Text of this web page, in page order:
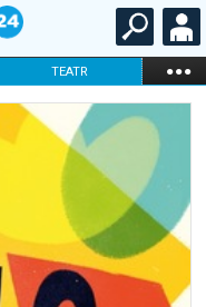
TEATR ...
STAND-UP
KARNETY